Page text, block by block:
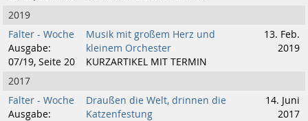
2019
Falter - Woche
Ausgabe:
07/19, Seite 20
Musik mit großem Herz und
kleinem Orchester
KURZARTIKEL MIT TERMIN
13. Feb.
2019
2017
Falter - Woche
Ausgabe:
Draußen die Welt, drinnen die
Katzenfestung
14. Juni
2017